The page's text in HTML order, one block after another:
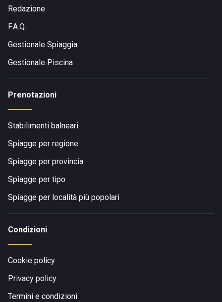
Redazione
F.A.Q.
Gestionale Spiaggia
Gestionale Piscina
Prenotazioni
Stabilimenti balneari
Spiagge per regione
Spiagge per provincia
Spiagge per tipo
Spiagge per località più popolari
Condizioni
Cookie policy
Privacy policy
Termini e condizioni